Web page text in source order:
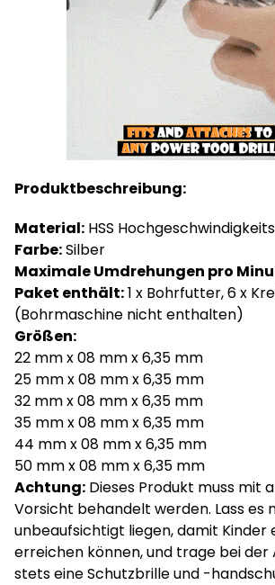
Produktbeschreibung:
Material: HSS
Farbe:Silber
Maximale Umdrehungen pro
Paket enthält:1 x Bohrfutter, 6 x
(Bohrmaschine nicht enthalten)
Größen:
22 mm x 08 mm x 6,35 mm
25 mm x 08 mm x 6,35 mm
32 mm x 08 mm x 6,35 mm
35 mm x 08 mm x 6,35 mm
44 mm x 08 mm x 6,35 mm
50 mm x 08 mm x 6,35 mm
Achtung: Dieses Produkt muss mit
Vorsicht behandelt werden. Lass es
unbeaufsichtigt liegen, damit Kinder
erreichen können, und trage bei der
stets eine Schutzbrille und -